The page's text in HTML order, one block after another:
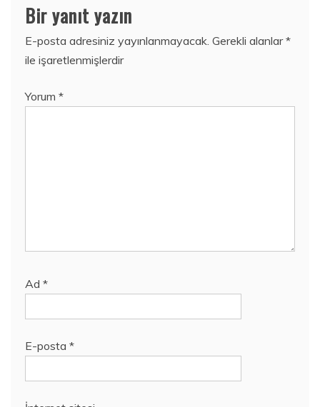
Bir yanıt yazın
E-posta adresiniz yayınlanmayacak. Gerekli alanlar*
ile işaretlenmişlerdir
Yorum *
Ad *
E-posta *